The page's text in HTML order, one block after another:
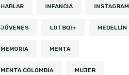
HABLAR INFANCIA INSTAGRAM
JÓVENES LGTBQI+ MEDELLÍN
MEMORIA MENTA
MENTA COLOMBIA MUJER